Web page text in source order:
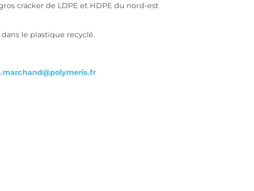
cracker de LDPE et HDPE du nord-est
le plastique recyclé.